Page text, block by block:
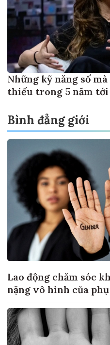
Những kỹ năng số
thiếu trong 5 năm tới
Bình đẳng giới
Lao động chăm sóc
nặng vô hình của